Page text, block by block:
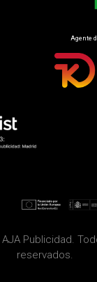
Agente
Publicidad.
reservados.